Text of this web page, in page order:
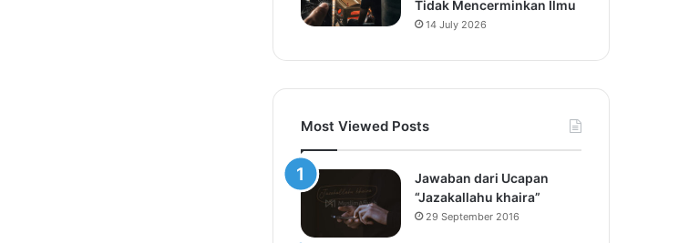
Tidak Mencerminkan Ilmu
14 July 2026
Most Viewed Posts
Jawaban dari Ucapan
“Jazakallahu khaira”
29 September 2016